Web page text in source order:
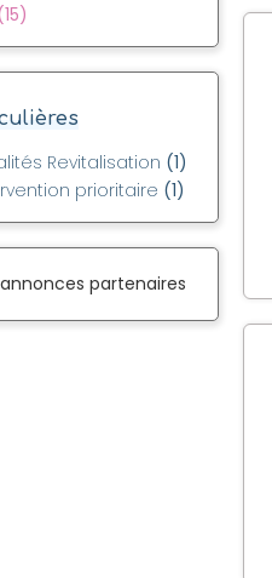
Revitalisation (1)
prioritaire (1)
partenaires